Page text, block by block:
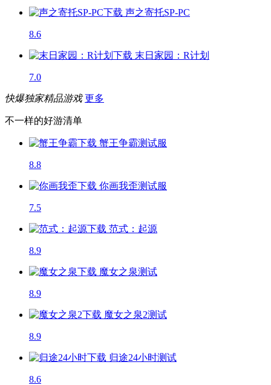
声之寄托SP-PC
8.6
末日家园：R计划
7.0
快爆独家精品游戏 更多
不一样的好游清单
蟹王争霸测试服
8.8
你画我歪测试服
7.5
范式：起源
8.9
魔女之泉测试
8.9
魔女之泉2测试
8.9
归途24小时测试
8.6